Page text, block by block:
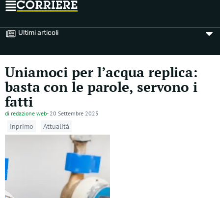
Ultimi articoli
Uniamoci per l’acqua replica:
basta con le parole, servono i
fatti
di redazione web- 20 Settembre 2025
Inprimo Attualità